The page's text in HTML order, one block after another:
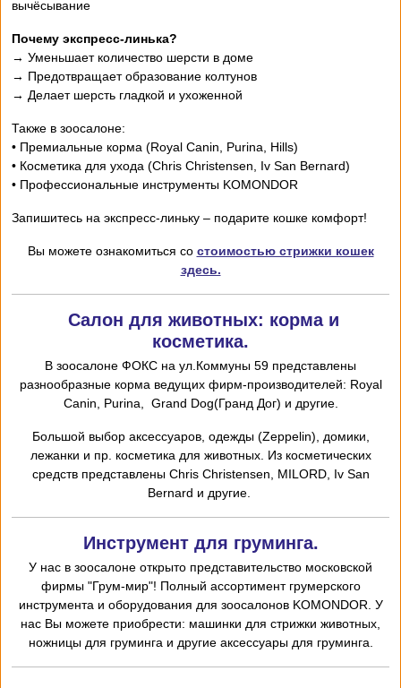
вычёсывание
Почему экспресс-линька?
→ Уменьшает количество шерсти в доме
→ Предотвращает образование колтунов
→ Делает шерсть гладкой и ухоженной
Также в зоосалоне:
• Премиальные корма (Royal Canin, Purina, Hills)
• Косметика для ухода (Chris Christensen, Iv San Bernard)
• Профессиональные инструменты KOMONDOR
Запишитесь на экспресс-линьку – подарите кошке комфорт!
Вы можете ознакомиться со стоимостью стрижки кошек
здесь.
Салон для животных: корма и
косметика.
В зоосалоне ФОКС на ул.Коммуны 59 представлены
разнообразные корма ведущих фирм-производителей: Royal
Canin, Purina, Grand Dog(Гранд Дог) и другие.
Большой выбор аксессуаров, одежды (Zeppelin), домики,
лежанки и пр. косметика для животных. Из косметических
средств представлены ChrisChristensen, MILORD, Iv San
Bernard и другие.
Инструмент для груминга.
У нас в зоосалоне открыто представительство московской
фирмы "Грум-мир"! Полный ассортимент грумерского
инструмента и оборудования для зоосалонов KOMONDOR. У
нас Вы можете приобрести: машинки для стрижки животных,
ножницы для груминга и другие аксессуары для груминга.